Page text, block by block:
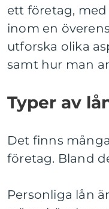
ett företag,
inom en
utforska olika
samt hur man
Typer av
Det finns
företag. Bland
Personliga lån